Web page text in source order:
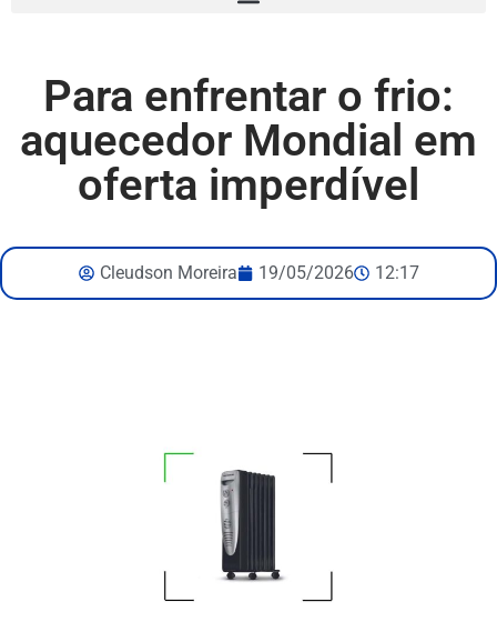
Para enfrentar o frio:
aquecedor Mondial em
oferta imperdível
Cleudson Moreira 19/05/2026 12:17